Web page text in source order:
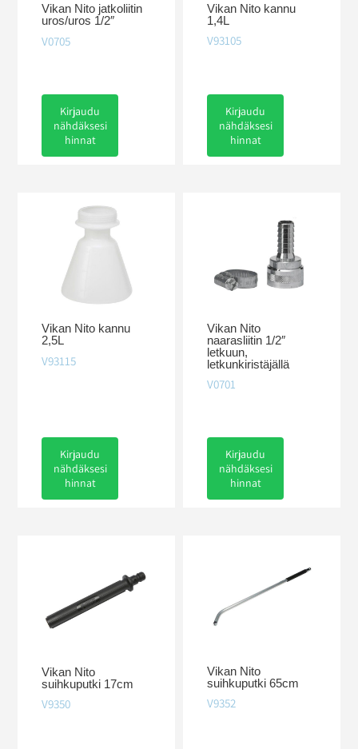
Vikan Nito jatkoliitin
uros/uros 1/2″
V0705
Kirjaudu
nähdäksesi
hinnat
Vikan Nito kannu
1,4L
V93105
Kirjaudu
nähdäksesi
hinnat
Vikan Nito kannu
2,5L
V93115
Kirjaudu
nähdäksesi
hinnat
Vikan Nito
naarasliitin 1/2″
letkuun,
letkunkiristäjällä
V0701
Kirjaudu
nähdäksesi
hinnat
Vikan Nito
suihkuputki 17cm
V9350
Vikan Nito
suihkuputki 65cm
V9352